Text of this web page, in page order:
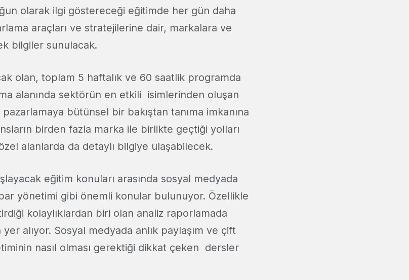
olarak ilgi göstereceği eğitimde her gün daha
araçları ve stratejilerine dair, markalara ve
bilgiler sunulacak.
olan, toplam 5 haftalık ve 60 saatlik programda
alanında sektörün en etkili isimlerinden oluşan
bütünsel bir bakıştan tanıma imkanına
birden fazla marka ile birlikte geçtiği yolları
alanlarda da detaylı bilgiye ulaşabilecek.
eğitim konuları arasında sosyal medyada
yönetimi gibi önemli konular bulunuyor. Özellikle
kolaylıklardan biri olan analiz raporlamada
yer alıyor. Sosyal medyada anlık paylaşım ve çift
nasıl olması gerektiği dikkat çeken dersler